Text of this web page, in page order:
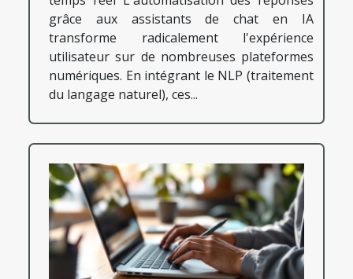
grâce aux assistants de chat en IA
transforme radicalement l'expérience
utilisateur sur de nombreuses plateformes
numériques. En intégrant le NLP (traitement
du langage naturel), ces...